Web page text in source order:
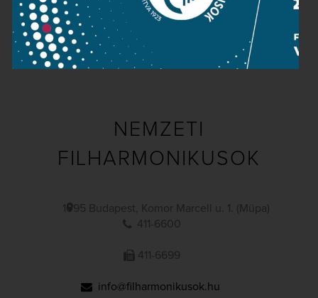
Adatvédelem
NEMZETI
FILHARMONIKUSOK
1095 Budapest, Komor Marcell u. 1. (Müpa)
411-6600
411-6699
info@filharmonikusok.hu